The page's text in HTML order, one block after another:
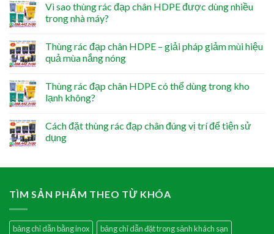
Vì sao thùng rác đạp chân HDPE được dùng nhiều
trong nhà máy?
Thùng rác đạp chân HDPE – giải pháp giảm mùi hiệu
quả mùa nắng nóng
Thùng rác đạp chân HDPE có thể dùng trong kho
lạnh không?
Cách đặt thùng rác đạp chân đúng vị trí để tiện sử
dụng
TÌM SẢN PHẨM THEO TỪ KHÓA
bảng chỉ dẫn bằng inox
bảng chỉ dẫn đặt trong sảnh khách sạn